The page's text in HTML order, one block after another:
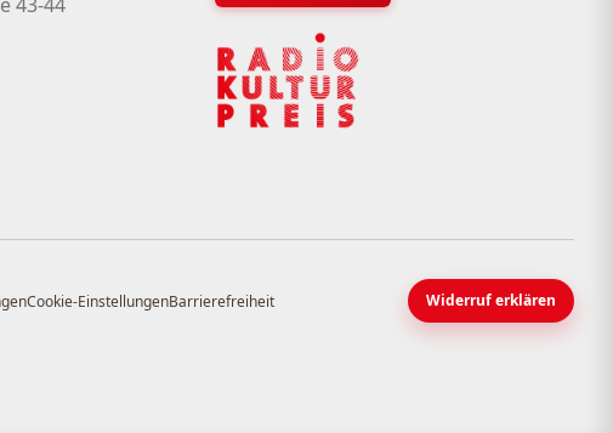
Cookie-EinstellungenBarrierefreiheit Widerruf erklären